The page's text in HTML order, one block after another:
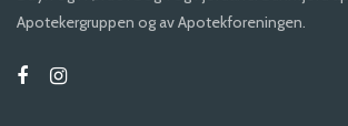
Apotekergruppen og av Apotekforeningen.